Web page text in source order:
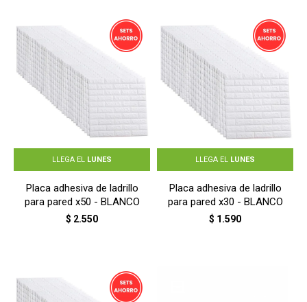
LLEGA EL LUNES
Placa adhesiva de ladrillo
para pared x50 - BLANCO
$ 2.550
LLEGA EL LUNES
Placa adhesiva de ladrillo
para pared x30 - BLANCO
$ 1.590